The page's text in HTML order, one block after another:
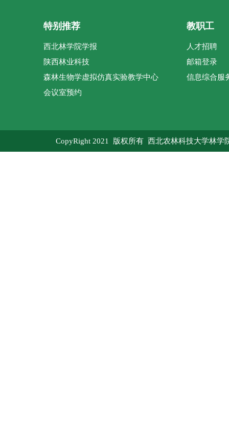
特别推荐
西北林学院学报
陕西林业科技
森林生物学虚拟仿真实验教学中心
会议室预约
教职工
人才招聘
邮箱登录
信息综合服
CopyRight 2021 版权所有 西北农林科技大学林